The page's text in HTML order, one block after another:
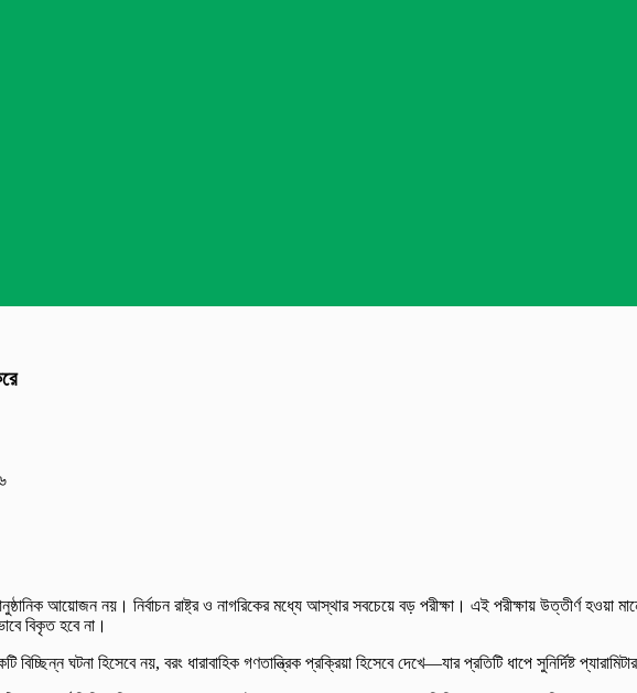
আয়োজন নয়। নির্বাচন রাষ্ট্র ও নাগরিকের মধ্যে আস্থার সবচেয়ে বড় পরীক্ষা। এই পরীক্ষায় উত্তীর্ণ হওয়া
বিকৃত হবে না।
ঘটনা হিসেবে নয়, বরং ধারাবাহিক গণতান্ত্রিক প্রক্রিয়া হিসেবে দেখে—যার প্রতিটি ধাপে সুনির্দিষ্ট